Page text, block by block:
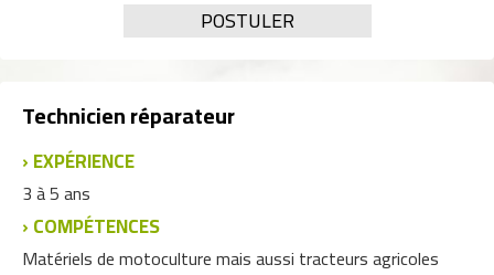
POSTULER
Technicien réparateur
EXPÉRIENCE
3 à 5 ans
COMPÉTENCES
Matériels de motoculture mais aussi tracteurs agricoles